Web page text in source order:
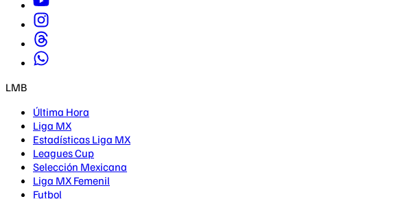
LMB
Última Hora
Liga MX
Estadísticas Liga MX
Leagues Cup
Selección Mexicana
Liga MX Femenil
Futbol